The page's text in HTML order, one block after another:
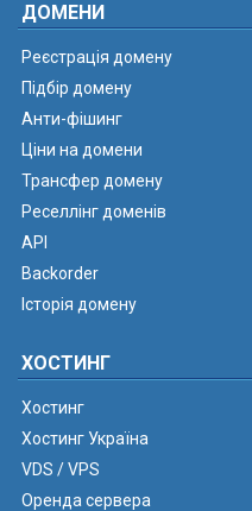
ДОМЕНИ
Реєстрація домену
Підбір домену
Анти-фішинг
Ціни на домени
Трансфер домену
Реселлінг доменів
API
Backorder
Історія домену
ХОСТИНГ
Хостинг
Хостинг Україна
VDS / VPS
Оренда сервера